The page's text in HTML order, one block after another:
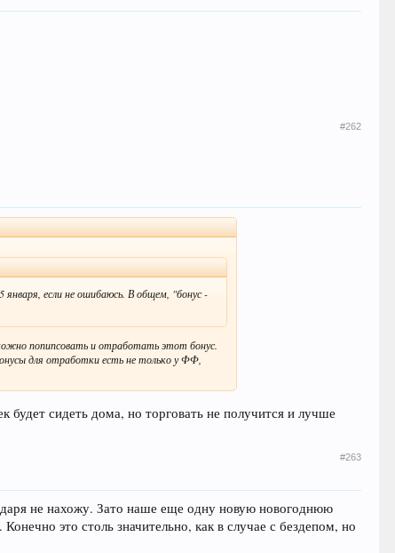
#262
если не ошибаюсь. В общем, "бонус -
попипсовать и отработать этот бонус.
для отработки есть не только у ФФ,
сидеть дома, но торговать не получится и лучше
#263
не нахожу. Зато наше еще одну новую новогоднюю
это столь значительно, как в случае с бездепом, но